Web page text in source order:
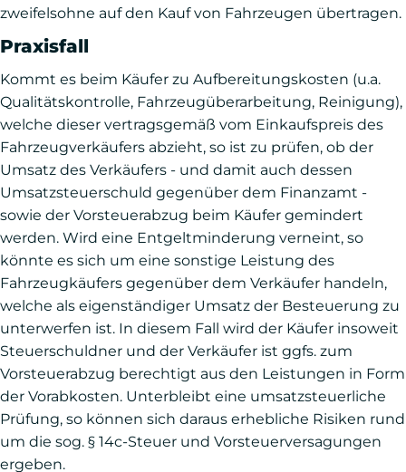
zweifelsohne auf den Kauf von Fahrzeugen übertragen.
Praxisfall
Kommt es beim Käufer zu Aufbereitungskosten (u.a.
Qualitätskontrolle, Fahrzeugüberarbeitung, Reinigung),
welche dieser vertragsgemäß vom Einkaufspreis des
Fahrzeugverkäufers abzieht, so ist zu prüfen, ob der
Umsatz des Verkäufers - und damit auch dessen
Umsatzsteuerschuld gegenüber dem Finanzamt -
sowie der Vorsteuerabzug beim Käufer gemindert
werden. Wird eine Entgeltminderung verneint, so
könnte es sich um eine sonstige Leistung des
Fahrzeugkäufers gegenüber dem Verkäufer handeln,
welche als eigenständiger Umsatz der Besteuerung zu
unterwerfen ist. In diesem Fall wird der Käufer insoweit
Steuerschuldner und der Verkäufer ist ggfs. zum
Vorsteuerabzug berechtigt aus den Leistungen in Form
der Vorabkosten. Unterbleibt eine umsatzsteuerliche
Prüfung, so können sich daraus erhebliche Risiken rund
um die sog. § 14c-Steuer und Vorsteuerversagungen
ergeben.